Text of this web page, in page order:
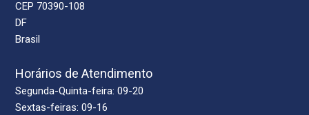
CEP 70390-108
DF
Brasil
Horários de Atendimento
Segunda-Quinta-feira: 09-20
Sextas-feiras: 09-16